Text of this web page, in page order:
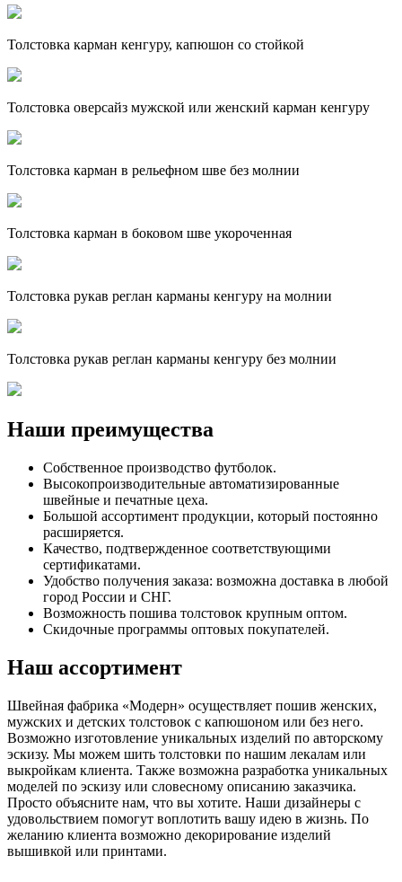
Толстовка карман кенгуру, капюшон со стойкой
Толстовка оверсайз мужской или женский карман кенгуру
Толстовка карман в рельефном шве без молнии
Толстовка карман в боковом шве укороченная
Толстовка рукав реглан карманы кенгуру на молнии
Толстовка рукав реглан карманы кенгуру без молнии
Наши преимущества
Собственное производство футболок.
Высокопроизводительные автоматизированные
швейные и печатные цеха.
Большой ассортимент продукции, который постоянно
расширяется.
Качество, подтвержденное соответствующими
сертификатами.
Удобство получения заказа: возможна доставка в любой
город России и СНГ.
Возможность пошива толстовок крупным оптом.
Скидочные программы оптовых покупателей.
Наш ассортимент
Швейная фабрика «Модерн» осуществляет пошив женских,
мужских и детских толстовок с капюшоном или без него.
Возможно изготовление уникальных изделий по авторскому
эскизу. Мы можем шить толстовки по нашим лекалам или
выкройкам клиента. Также возможна разработка уникальных
моделей по эскизу или словесному описанию заказчика.
Просто объясните нам, что вы хотите. Наши дизайнеры с
удовольствием помогут воплотить вашу идею в жизнь. По
желанию клиента возможно декорирование изделий
вышивкой или принтами.